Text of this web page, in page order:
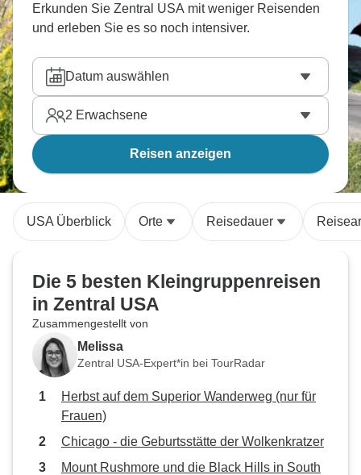
Erkunden Sie Zentral USA mit weniger Reisenden
und erleben Sie es so noch intensiver.
Datum auswählen
2 Erwachsene
Reisen anzeigen
USA Überblick Orte Reisedauer
Die 5 besten Kleingruppenreisen
in Zentral USA
Zusammengestellt von
Melissa
Zentral USA-Expert*in bei TourRadar
Herbst auf dem Superior Wanderweg (nur für
Frauen)
Chicago - die Geburtsstätte der Wolkenkratzer
Mount Rushmore und die Black Hills in South